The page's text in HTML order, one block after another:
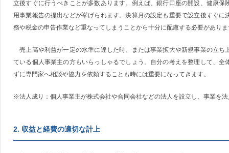
立後すぐに行うべきことが多数あります。例えば、銀行口座の開設、健康
用事業報告の提出などが挙げられます。決算月の設定も重要で設立後すぐ
務や税金の申告作業など重なってしまうことから十分に配慮する必要があり
売上高や利益が一定の水準に達した時、または事業拡大や新規事業の立
ている個人事業主の方もいらっしゃるでしょう。自分の考えを整理して、
ずに専門家へ相談や協力を依頼することも時には重要になってきます。
※法人成り：個人事業主が株式会社や合同会社などの法人を設立し、事業を
2. 収益と経費の適切な計上